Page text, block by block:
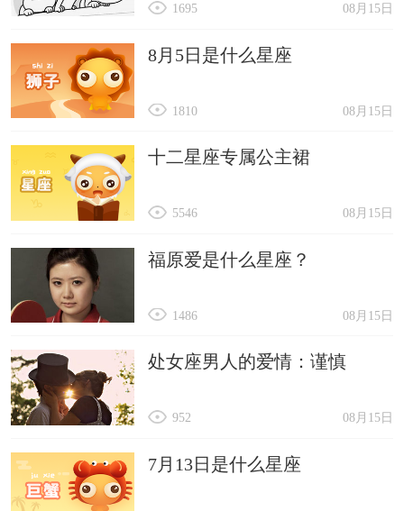
08月15日
1695
8月5日是什么星座
08月15日
1810
十二星座专属公主裙
08月15日
5546
福原爱是什么星座？
08月15日
1486
处女座男人的爱情：谨慎
08月15日
952
7月13日是什么星座